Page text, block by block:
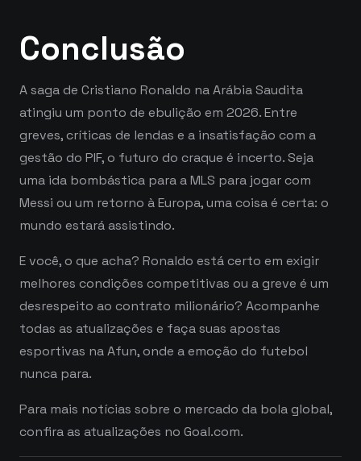
Conclusão
A saga de Cristiano Ronaldo na Arábia Saudita
atingiu um ponto de ebulição em 2026. Entre
greves, críticas de lendas e a insatisfação com a
gestão do PIF, o futuro do craque é incerto. Seja
uma ida bombástica para a MLS para jogar com
Messi ou um retorno à Europa, uma coisa é certa: o
mundo estará assistindo.
E você, o que acha? Ronaldo está certo em exigir
melhores condições competitivas ou a greve é um
desrespeito ao contrato milionário? Acompanhe
todas as atualizações e faça suas apostas
esportivas na Afun, onde a emoção do futebol
nunca para.
Para mais notícias sobre o mercado da bola global,
confira as atualizações no Goal.com.